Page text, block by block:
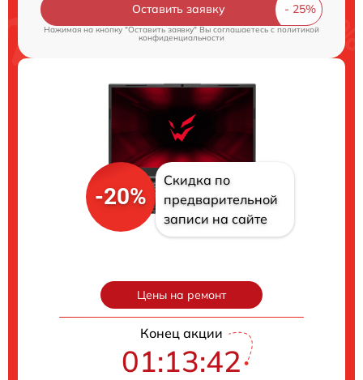
Оставить заявку
Нажимая на кнопку "Оставить заявку" Вы соглашаетесь cполитикой
конфиденциальности
-20%
Скидка по
предварительной
записи на сайте
Цены на ремонт
Конец акции
01:13:41